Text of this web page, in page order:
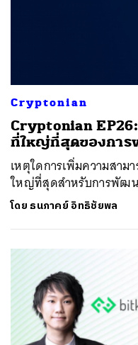
Cryptonian
Cryptonian
ที่ใหญ่ที่สุดของกา
เหตุใดการเพิ่มความสาม
ใหญ่ที่สุดสำหรับการพัฒ
โดย ธนภาคย์ อิทธิชัยพล